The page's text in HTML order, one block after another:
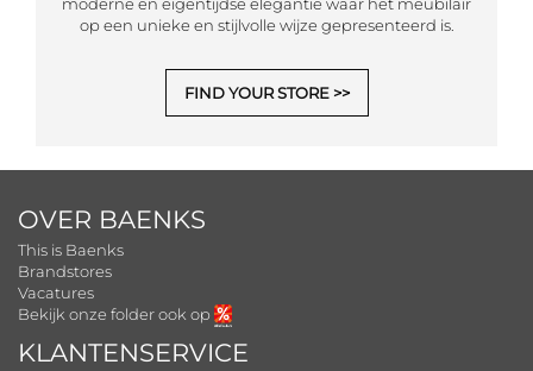
op een unieke en stijlvolle wijze gepresenteerd is.
FIND YOUR STORE
OVER BAENKS
This is Baenks
Brandstores
Vacatures
Bekijk onze folder ook op
KLANTENSERVICE